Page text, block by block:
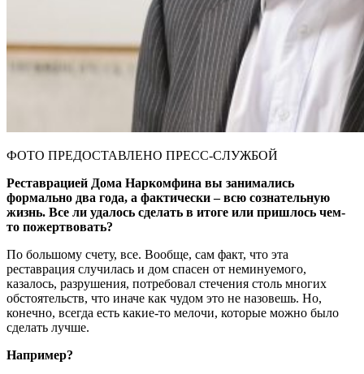
ФОТО ПРЕДОСТАВЛЕНО ПРЕСС-СЛУЖБОЙ
Реставрацией Дома Наркомфина вы занимались
формально два года, а фактически – всю сознательную
жизнь. Все ли удалось сделать в итоге или пришлось чем-
то пожертвовать?
По большому счету, все. Вообще, сам факт, что эта
реставрация случилась и дом спасен от неминуемого,
казалось, разрушения, потребовал стечения столь многих
обстоятельств, что иначе как чудом это не назовешь. Но,
конечно, всегда есть какие-то мелочи, которые можно было
сделать лучше.
Например?